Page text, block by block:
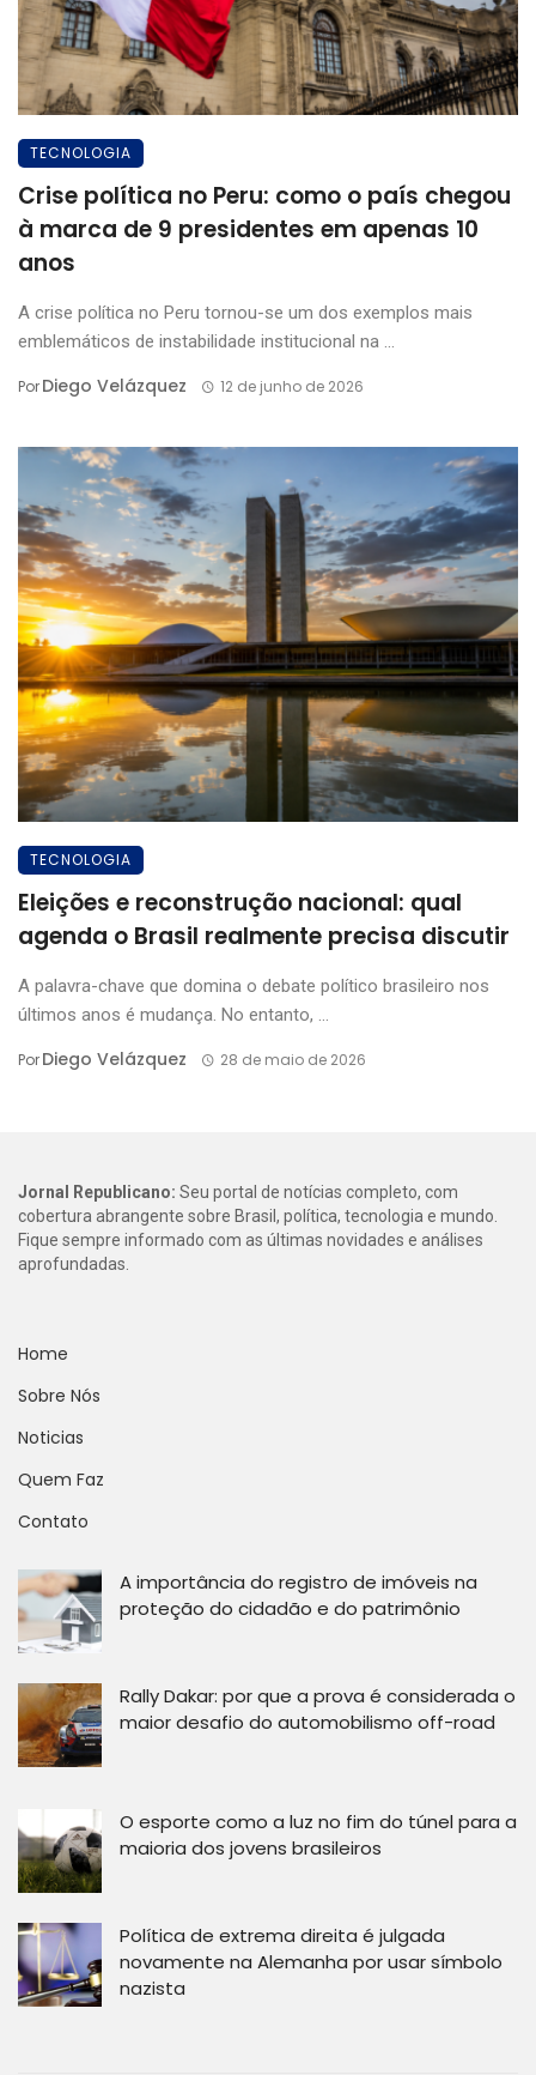
TECNOLOGIA
Crise política no Peru: como o país chegou
à marca de 9 presidentes em apenas 10
anos
A crise política no Peru tornou-se um dos exemplos mais
emblemáticos de instabilidade institucional na ...
PorDiego Velázquez 12 de junho de 2026
TECNOLOGIA
Eleições e reconstrução nacional: qual
agenda o Brasil realmente precisa discutir
A palavra-chave que domina o debate político brasileiro nos
últimos anos é mudança. No entanto, ...
PorDiego Velázquez 28 de maio de 2026
Jornal Republicano: Seu portal de notícias completo, com
cobertura abrangente sobre Brasil, política, tecnologia e mundo.
Fique sempre informado com as últimas novidades e análises
aprofundadas.
Home
Sobre Nós
Noticias
Quem Faz
Contato
A importância do registro de imóveis na
proteção do cidadão e do patrimônio
Rally Dakar: por que a prova é considerada o
maior desafio do automobilismo off-road
O esporte como a luz no fim do túnel para a
maioria dos jovens brasileiros
Política de extrema direita é julgada
novamente na Alemanha por usar símbolo
nazista